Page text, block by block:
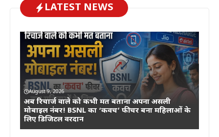
LATEST NEWS
August 9, 2026
अब रिचार्ज वाले को कभी मत बताना अपना असली
मोबाइल नंबर! BSNL का ‘कवच’ फीचर बना महिलाओं के
लिए डिजिटल वरदान